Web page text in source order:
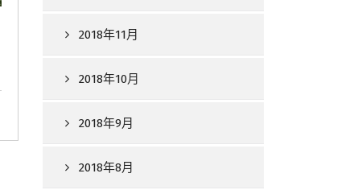
2018年11月
2018年10月
2018年9月
2018年8月